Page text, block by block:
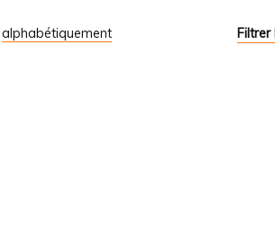
alphabétiquement